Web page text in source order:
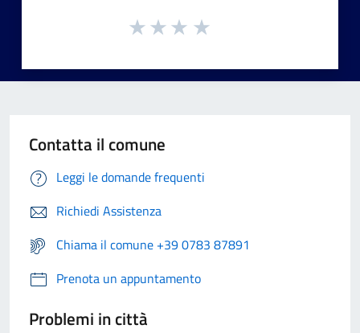
Contatta il comune
Leggi le domande frequenti
Richiedi Assistenza
Chiama il comune +39 0783 87891
Prenota un appuntamento
Problemi in città